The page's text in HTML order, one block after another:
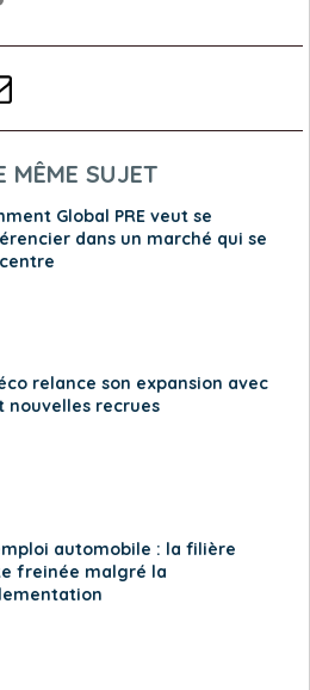
MÊME SUJET
Global PRE veut se
dans un marché qui se
relance son expansion avec
nouvelles recrues
automobile : la filière
freinée malgré la